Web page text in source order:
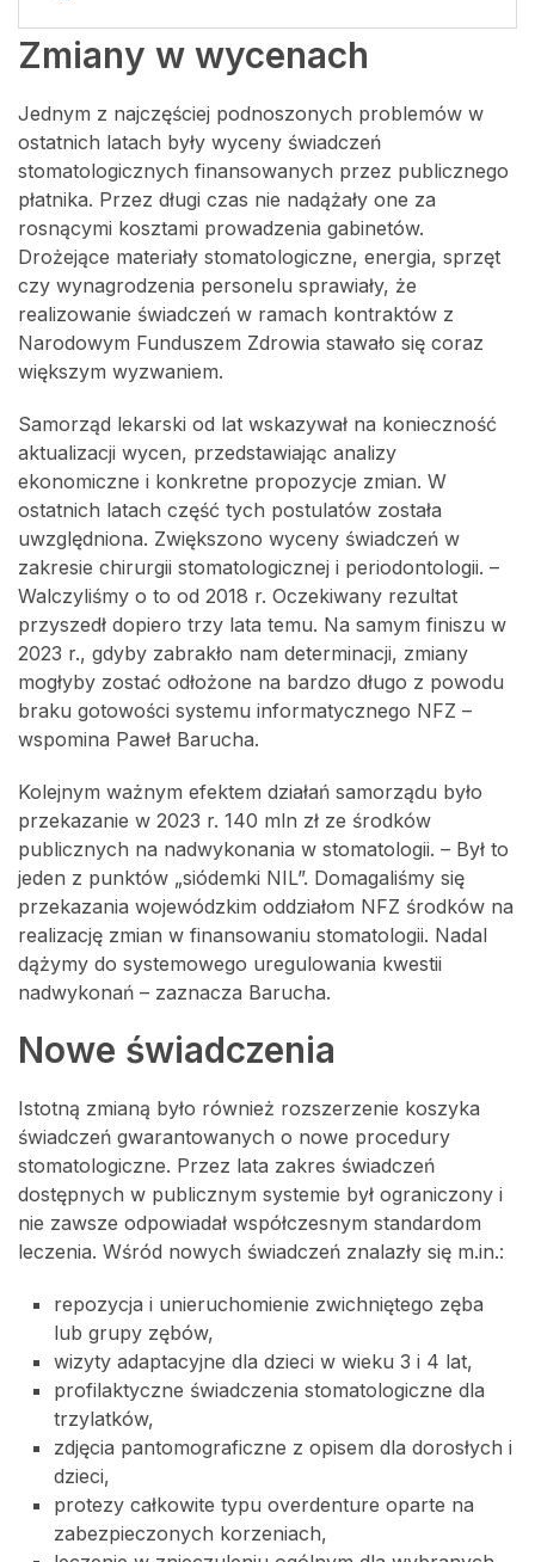
Zmiany w wycenach
Jednym z najczęściej podnoszonych problemów w
ostatnich latach były wyceny świadczeń
stomatologicznych finansowanych przez publicznego
płatnika. Przez długi czas nie nadążały one za
rosnącymi kosztami prowadzenia gabinetów.
Drożejące materiały stomatologiczne, energia, sprzęt
czy wynagrodzenia personelu sprawiały, że
realizowanie świadczeń w ramach kontraktów z
Narodowym Funduszem Zdrowia stawało się coraz
większym wyzwaniem.
Samorząd lekarski od lat wskazywał na konieczność
aktualizacji wycen, przedstawiając analizy
ekonomiczne i konkretne propozycje zmian. W
ostatnich latach część tych postulatów została
uwzględniona. Zwiększono wyceny świadczeń w
zakresie chirurgii stomatologicznej i periodontologii. –
Walczyliśmy o to od 2018 r. Oczekiwany rezultat
przyszedł dopiero trzy lata temu. Na samym finiszu w
2023 r., gdyby zabrakło nam determinacji, zmiany
mogłyby zostać odłożone na bardzo długo z powodu
braku gotowości systemu informatycznego NFZ –
wspomina Paweł Barucha.
Kolejnym ważnym efektem działań samorządu było
przekazanie w 2023 r. 140 mln zł ze środków
publicznych na nadwykonania w stomatologii. – Był to
jeden z punktów „siódemki NIL”. Domagaliśmy się
przekazania wojewódzkim oddziałom NFZ środków na
realizację zmian w finansowaniu stomatologii. Nadal
dążymy do systemowego uregulowania kwestii
nadwykonań – zaznacza Barucha.
Nowe świadczenia
Istotną zmianą było również rozszerzenie koszyka
świadczeń gwarantowanych o nowe procedury
stomatologiczne. Przez lata zakres świadczeń
dostępnych w publicznym systemie był ograniczony i
nie zawsze odpowiadał współczesnym standardom
leczenia. Wśród nowych świadczeń znalazły się m.in.:
repozycja i unieruchomienie zwichniętego zęba
lub grupy zębów,
wizyty adaptacyjne dla dzieci w wieku 3 i 4 lat,
profilaktyczne świadczenia stomatologiczne dla
trzylatków,
zdjęcia pantomograficzne z opisem dla dorosłych i
dzieci,
protezy całkowite typu overdenture oparte na
zabezpieczonych korzeniach,